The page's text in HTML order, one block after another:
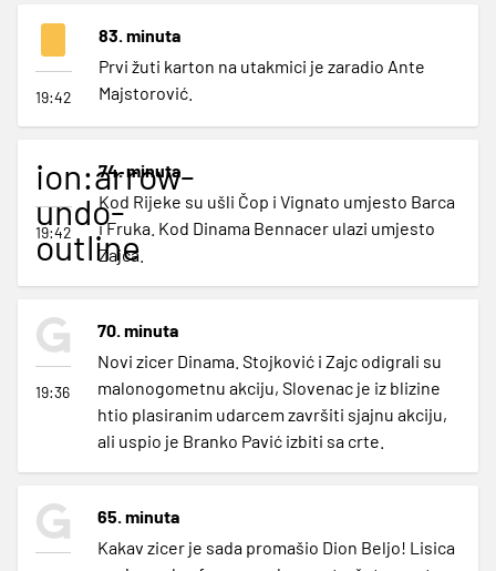
19:42
83. minuta
Prvi žuti karton na utakmici je zaradio Ante
Majstorović.
ion:arrow-
undo-
outline
19:42
74. minuta
Kod Rijeke su ušli Čop i Vignato umjesto Barca
i Fruka. Kod Dinama Bennacer ulazi umjesto
Zajca.
19:36
70. minuta
Novi zicer Dinama. Stojković i Zajc odigrali su
malonogometnu akciju, Slovenac je iz blizine
htio plasiranim udarcem završiti sjajnu akciju,
ali uspio je Branko Pavić izbiti sa crte.
65. minuta
Kakav zicer je sada promašio Dion Beljo! Lisica